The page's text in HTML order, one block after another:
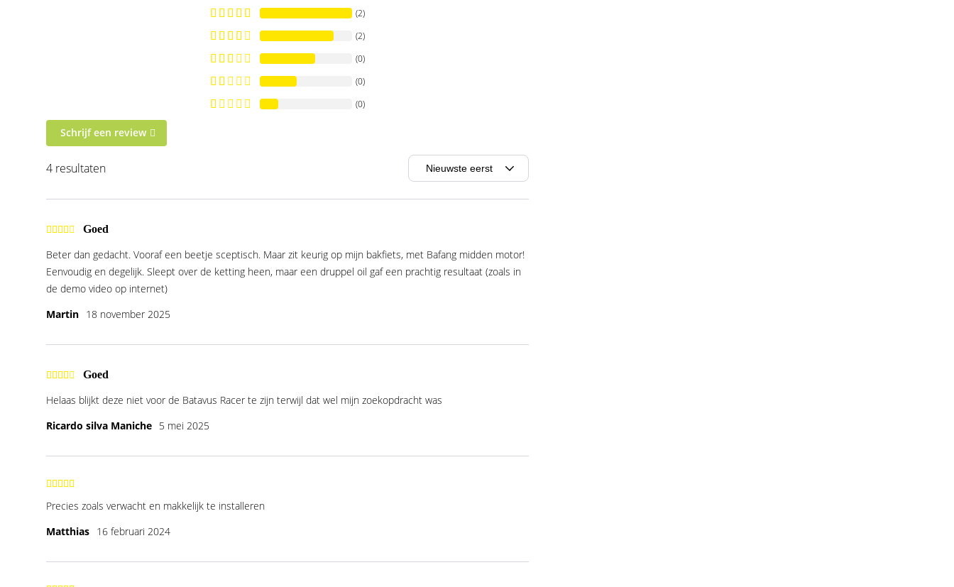
(2)
(2)
(0)
(0)
(0)
Schrijf een review
4 resultaten
Goed
Beter dan gedacht. Vooraf een beetje sceptisch. Maar zit keurig op mijn bakfiets, met Bafang midden motor!
Eenvoudig en degelijk. Sleept over de ketting heen, maar een druppel oil gaf een prachtig resultaat (zoals in
de demo video op internet)
Martin 18 november 2025
Goed
Helaas blijkt deze niet voor de Batavus Racer te zijn terwijl dat wel mijn zoekopdracht was
Ricardo silva Maniche 5 mei 2025
Precies zoals verwacht en makkelijk te installeren
Matthias 16 februari 2024